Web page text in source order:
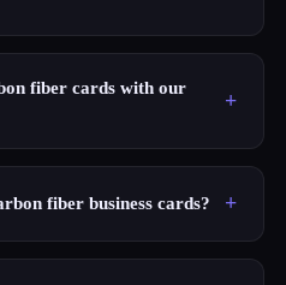
fiber cards with our
+
fiber business cards? +